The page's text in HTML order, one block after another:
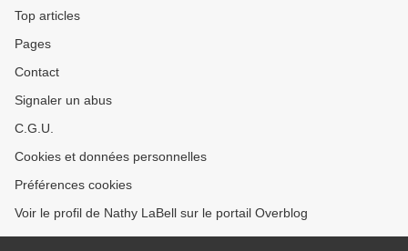
Top articles
Pages
Contact
Signaler un abus
C.G.U.
Cookies et données personnelles
Préférences cookies
Voir le profil de Nathy LaBell sur le portail Overblog